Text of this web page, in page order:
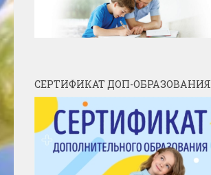
СЕРТИФИКАТ ДОП-ОБРАЗОВАНИЯ